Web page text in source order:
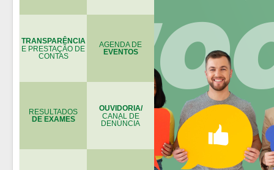
TRANSPARÊNCIA
E PRESTAÇÃO DE
CONTAS
AGENDA DE
EVENTOS
RESULTADOS
DE EXAMES
OUVIDORIA/
CANAL DE
DENÚNCIA